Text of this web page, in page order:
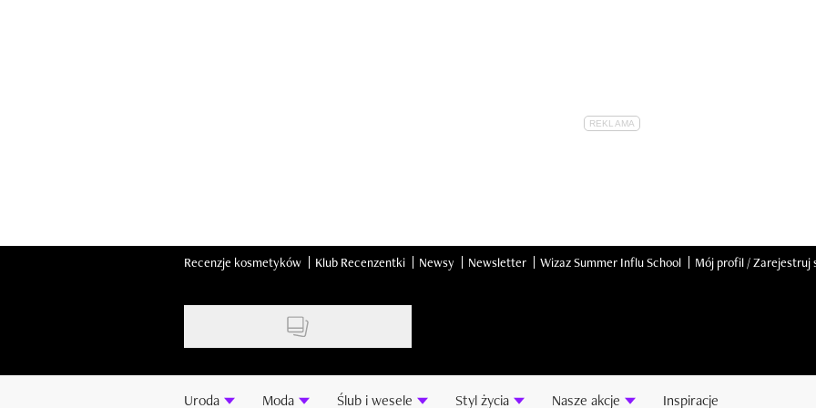
Recenzje kosmetyków Klub Recenzentki Newsy Newsletter Wizaz Summer Influ School Mój profil / Zarejestruj
Uroda Moda Ślub i wesele Styl życia Nasze akcje Inspiracje